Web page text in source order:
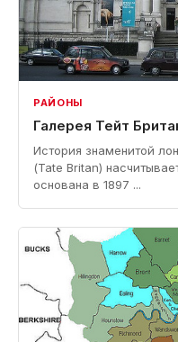
РАЙОНЫ
Галерея Тейт
История знаменитой
(Tate Britan)
основана в 1897 ...